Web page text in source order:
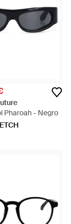
Pharoah - Negro